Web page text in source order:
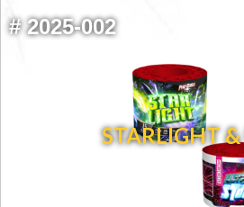
#2025-002
STARLIGHT